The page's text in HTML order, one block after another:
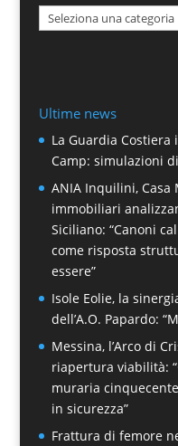
Categorie
Ultime news
La Guardia
Camp: simulazioni
ANIA Inquilini, Casa
immobiliari
Siciliano: “Canoni
come risposta
essere”
Isole Eolie, la
dell’A.O. Papardo:
Messina, l’Arco di
riapertura viabilità:
muraria
in sicurezza”
Frattura di femore